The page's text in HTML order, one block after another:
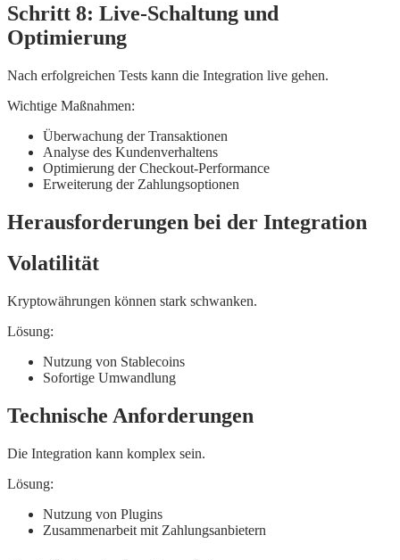
Schritt 8: Live-Schaltung und
Optimierung
Nach erfolgreichen Tests kann die Integration live gehen.
Wichtige Maßnahmen:
Überwachung der Transaktionen
Analyse des Kundenverhaltens
Optimierung der Checkout-Performance
Erweiterung der Zahlungsoptionen
Herausforderungen bei der Integration
Volatilität
Kryptowährungen können stark schwanken.
Lösung:
Nutzung von Stablecoins
Sofortige Umwandlung
Technische Anforderungen
Die Integration kann komplex sein.
Lösung:
Nutzung von Plugins
Zusammenarbeit mit Zahlungsanbietern